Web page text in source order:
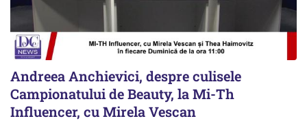
Andreea Anchievici, despre culisele
Campionatului de Beauty, la Mi-Th
Influencer, cu Mirela Vescan